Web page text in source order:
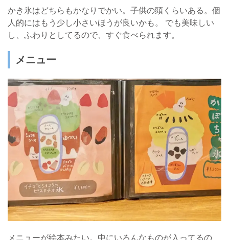
かき氷はどちらもかなりでかい。子供の頭くらいある。個
人的にはもう少し小さいほうが良いかも。 でも美味しい
し、ふわりとしてるので、すぐ食べられます。
メニュー
メニューが絵本みたい。中にいろんなものが入ってるの